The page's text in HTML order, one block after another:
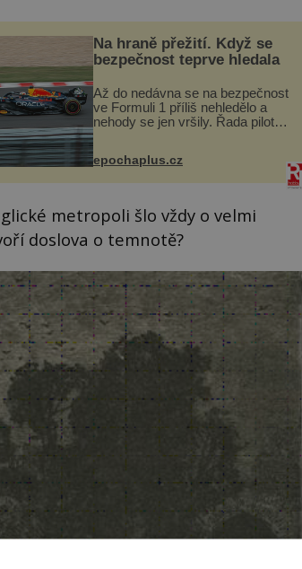
Na hraně přežití. Když se
bezpečnost teprve hledala
Až do nedávna se na bezpečnost
ve Formuli 1 příliš nehledělo a
nehody se jen vršily. Řada pilotů
i ztrátou života. Dnes
epochaplus.cz
metropoli šlo vždy o velmi
doslova o temnotě?